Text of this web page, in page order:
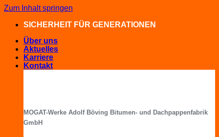
Zum Inhalt springen
SICHERHEIT FÜR GENERATIONEN
Über uns
Aktuelles
Karriere
Kontakt
MOGAT-Werke Adolf Böving Bitumen- und Dachpappenfabrik
GmbH